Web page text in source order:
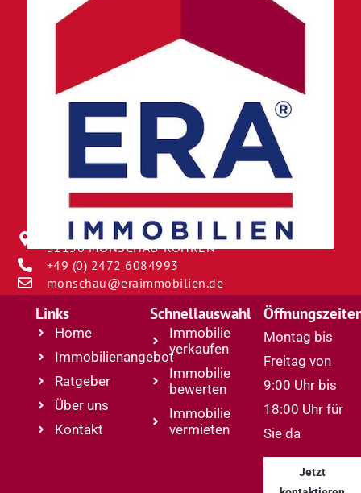
BORNGASSE 12
52156 MONSCHAU-ROHREN
+49 (0) 2472 6084993
monschau@eraimmobilien.de
Links
Home
Immobilienangebot
Ratgeber
Über uns
Kontakt
Schnellauswahl
Immobilie
verkaufen
Immobilie
bewerten
Immobilie
vermieten
Montag bis
Freitag von
9:00 Uhr bis
18:00 Uhr für
Sie da
Jetzt